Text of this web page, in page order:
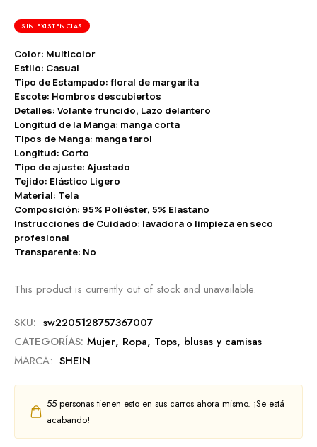
SIN EXISTENCIAS
Color: Multicolor
Estilo: Casual
Tipo de Estampado: floral de margarita
Escote: Hombros descubiertos
Detalles: Volante fruncido, Lazo delantero
Longitud de la Manga: manga corta
Tipos de Manga: manga farol
Longitud: Corto
Tipo de ajuste: Ajustado
Tejido: Elástico Ligero
Material: Tela
Composición: 95% Poliéster, 5% Elastano
Instrucciones de Cuidado: lavadora o limpieza en seco
profesional
Transparente: No
This product is currently out of stock and unavailable.
SKU: sw2205128757367007
CATEGORÍAS: Mujer, Ropa, Tops, blusas y camisas
MARCA: SHEIN
55 personas tienen esto en sus carros ahora mismo. ¡Se está
acabando!